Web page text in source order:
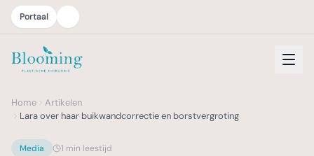
Portaal
Home
Artikelen
Lara over haar buikwandcorrectie en borstvergroting
Media 1 min leestijd